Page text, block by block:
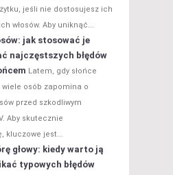
jeśli nie dostosujesz ich
włosów. Aby uniknąć...
jak stosować je
najczęstszych błędów
Latem, gdy słońce
osób zapomina o
przed szkodliwym
Aby skutecznie
kluczowe jest...
głowy: kiedy warto ją
typowych błędów